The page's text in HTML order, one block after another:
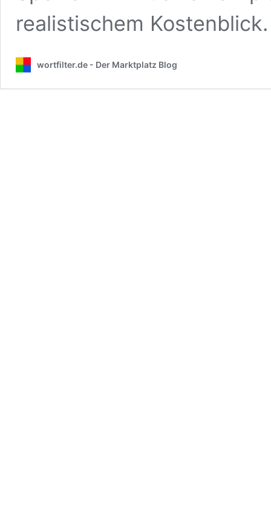
realistischem Kostenblick.
wortfilter.de - Der Marktplatz Blog